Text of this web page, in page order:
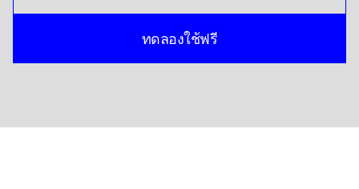
ทดลองใช้ฟรี